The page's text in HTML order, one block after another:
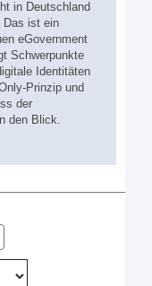
in Deutschland
Das ist ein
eGovernment
Schwerpunkte
Identitäten
Prinzip und
der
den Blick.